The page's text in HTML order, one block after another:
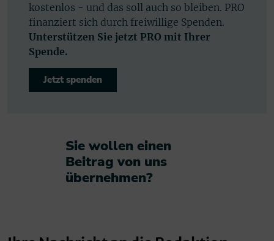
kostenlos - und das soll auch so bleiben. PRO
finanziert sich durch freiwillige Spenden.
Unterstützen Sie jetzt PRO mit Ihrer
Spende.
Jetzt spenden
Sie wollen einen
Beitrag von uns
übernehmen?​